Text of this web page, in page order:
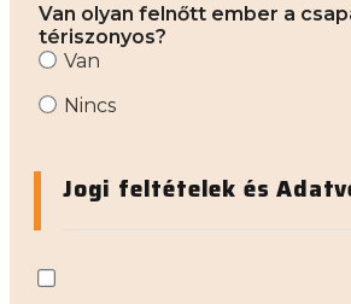
Van olyan felnőtt ember a
tériszonyos?
Van
Nincs
Jogi feltételek és